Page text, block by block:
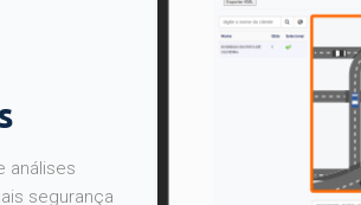
segurança